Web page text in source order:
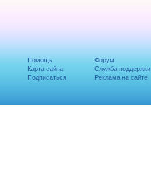
Помощь
Карта сайта
Подписаться
Форум
Служба поддержки
Реклама на сайте